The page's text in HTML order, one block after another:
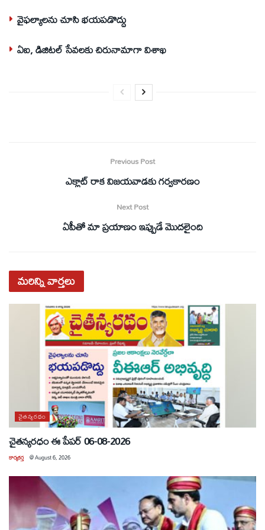
వైఫల్యాలను చూసి భయపడొద్దు
ఏఐ, డిజిటల్ సేవలకు చిరునామాగా విశాఖ
Previous Post
ఎక్లాట్‌ రాక విజయవాడకు గర్వకారణం
Next Post
ఏపీతో మా ప్రయాణం ఇప్పుడే మొదలైంది
మరిన్నివార్తలు
చైతన్యరధం
చైతన్యరధం ఈ పేపర్ 06-08-2026
కార్యకర్త @August 6, 2026